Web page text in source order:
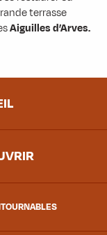
terrasse
Aiguilles d’Arves.
une petite
: le